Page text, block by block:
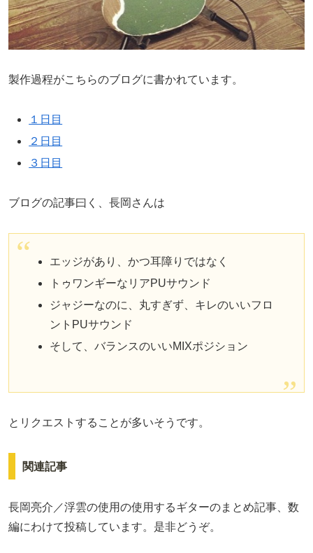
製作過程がこちらのブログに書かれています。
１日目
２日目
３日目
ブログの記事曰く、長岡さんは
エッジがあり、かつ耳障りではなく
トゥワンギーなリアPUサウンド
ジャジーなのに、丸すぎず、キレのいいフロ
ントPUサウンド
そして、バランスのいいMIXポジション
とリクエストすることが多いそうです。
関連記事
長岡亮介／浮雲の使用の使用するギターのまとめ記事、数
編にわけて投稿しています。是非どうぞ。